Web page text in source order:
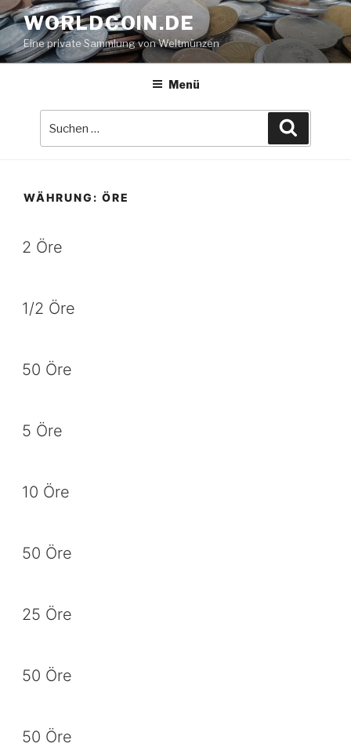
Zum
Inhalt
springen
WORLDCOIN.DE
Eine private Sammlung von Weltmünzen
Menü
WÄHRUNG: ÖRE
2 Öre
1/2 Öre
50 Öre
5 Öre
10 Öre
50 Öre
25 Öre
50 Öre
50 Öre